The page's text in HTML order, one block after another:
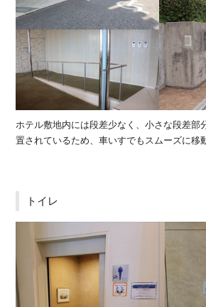
ホテル敷地内には段差少なく、小さな段差部
置されているため、車いすでもスムーズに移
トイレ